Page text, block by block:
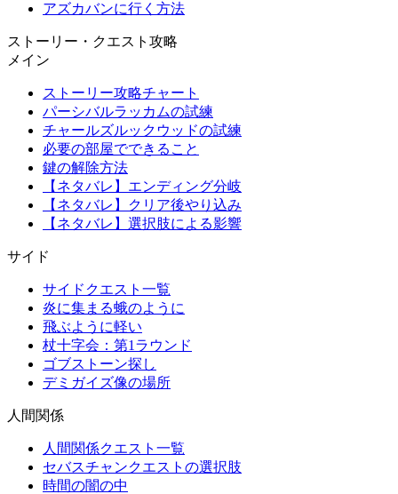
アズカバンに行く方法
ストーリー・クエスト攻略
メイン
ストーリー攻略チャート
パーシバルラッカムの試練
チャールズルックウッドの試練
必要の部屋でできること
鍵の解除方法
【ネタバレ】エンディング分岐
【ネタバレ】クリア後やり込み
【ネタバレ】選択肢による影響
サイド
サイドクエスト一覧
炎に集まる蛾のように
飛ぶように軽い
杖十字会：第1ラウンド
ゴブストーン探し
デミガイズ像の場所
人間関係
人間関係クエスト一覧
セバスチャンクエストの選択肢
時間の闇の中